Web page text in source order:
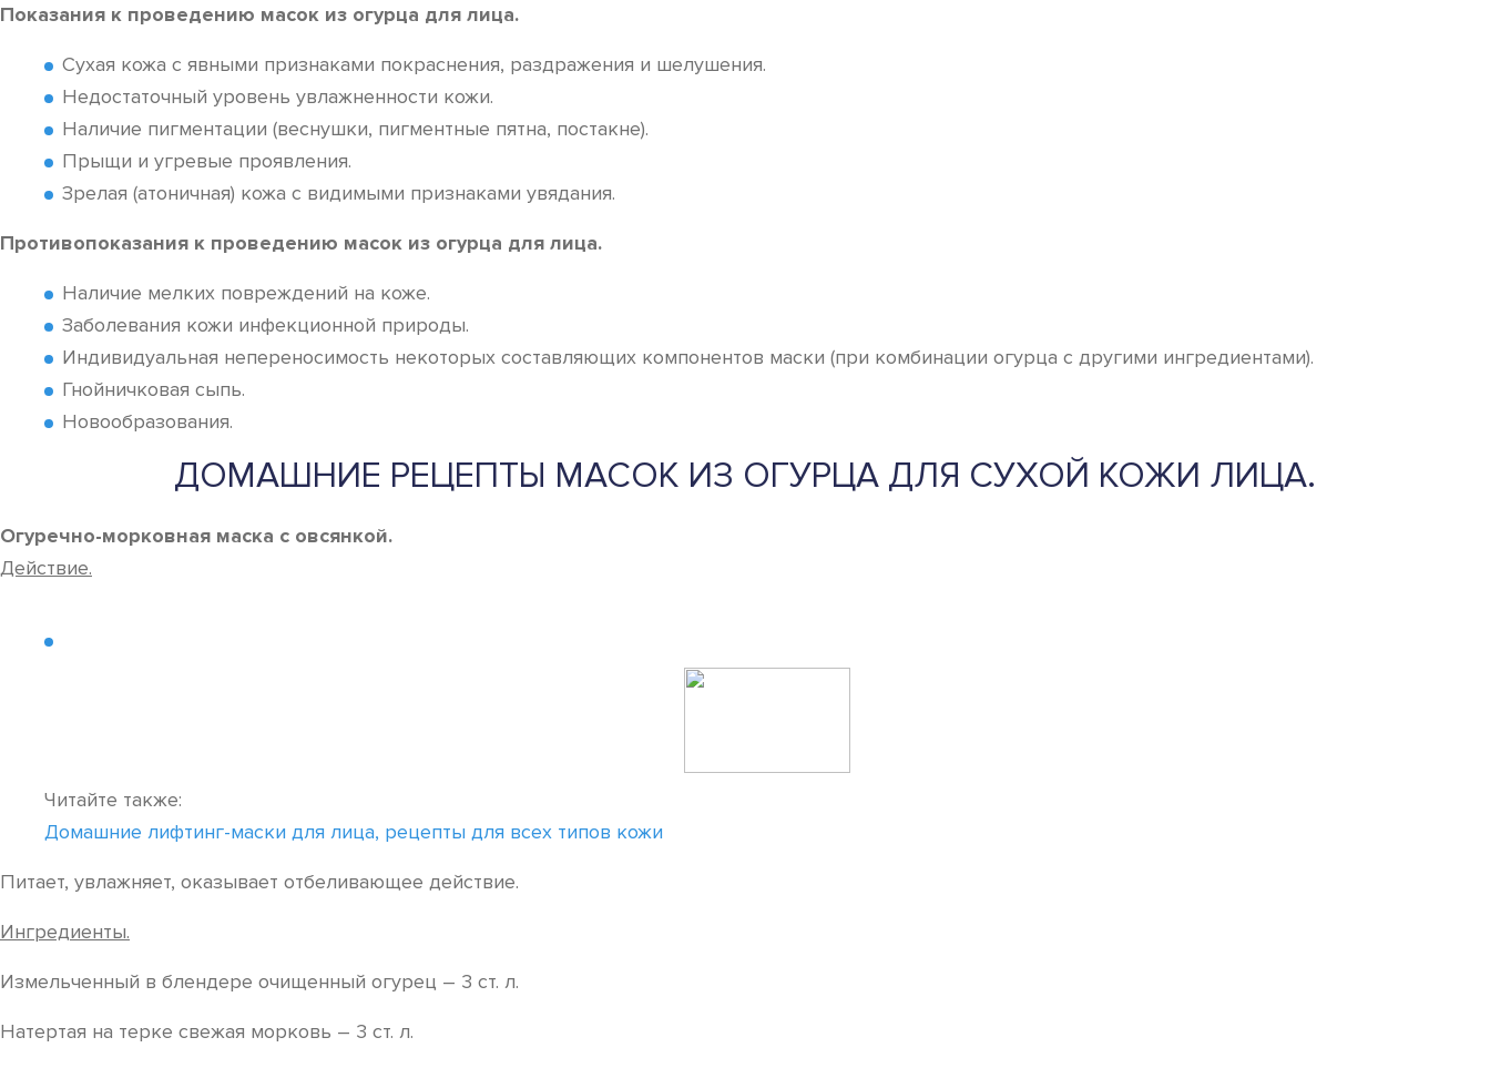
Показания к проведению масок из огурца для лица.
Сухая кожа с явными признаками покраснения, раздражения и шелушения.
Недостаточный уровень увлажненности кожи.
Наличие пигментации (веснушки, пигментные пятна, постакне).
Прыщи и угревые проявления.
Зрелая (атоничная) кожа с видимыми признаками увядания.
Противопоказания к проведению масок из огурца для лица.
Наличие мелких повреждений на коже.
Заболевания кожи инфекционной природы.
Индивидуальная непереносимость некоторых составляющих компонентов маски (при комбинации огурца с другими ингредиентами).
Гнойничковая сыпь.
Новообразования.
ДОМАШНИЕ РЕЦЕПТЫ МАСОК ИЗ ОГУРЦА ДЛЯ СУХОЙ КОЖИ ЛИЦА.
Огуречно-морковная маска с овсянкой.
Действие.
Читайте также:
Домашние лифтинг-маски для лица, рецепты для всех типов кожи
Питает, увлажняет, оказывает отбеливающее действие.
Ингредиенты.
Измельченный в блендере очищенный огурец – 3 ст. л.
Натертая на терке свежая морковь – 3 ст. л.